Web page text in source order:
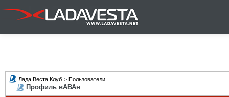
Лада Веста Клуб > Пользователи
Профиль вАВАн